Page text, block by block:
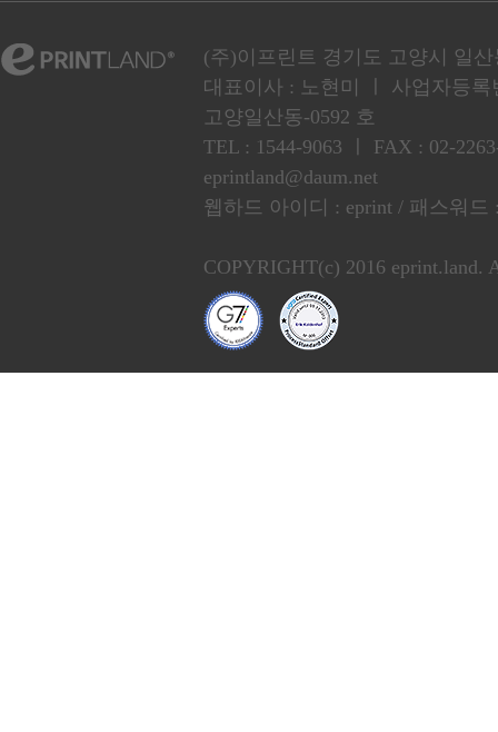
(주)이프린트 경기도 고양시 일
대표이사 : 노현미 ㅣ 사업자등록
고양일산동-0592 호
TEL : 1544-9063 ㅣ FAX : 02-
eprintland@daum.net
웹하드 아이디 : eprint / 패스워드
COPYRIGHT(c) 2016 eprint.land.